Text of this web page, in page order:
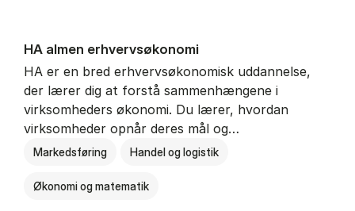
HA al­men erhvervs­økonomi
HA er en bred erhvervsøkonomisk uddannelse,
der lærer dig at forstå sammenhængene i
virksomheders økonomi. Du lærer, hvordan
virksomheder opnår deres mål og…
Markedsføring Handel og logistik
Økonomi og matematik